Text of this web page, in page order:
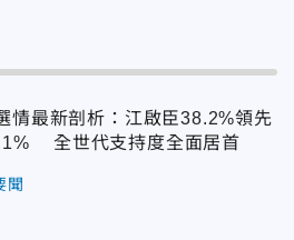
情最新剖析：江啟臣38.2%領先
全世代支持度全面居首
聞